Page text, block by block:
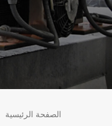
الصفحة الرئيسية